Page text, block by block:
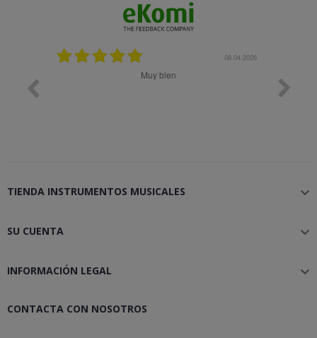
08.04.2026
Muy bien
TIENDA INSTRUMENTOS MUSICALES 
SU CUENTA 
INFORMACIÓN LEGAL 
CONTACTA CON NOSOTROS